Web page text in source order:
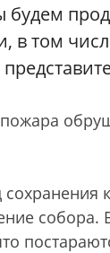
в том
пожара